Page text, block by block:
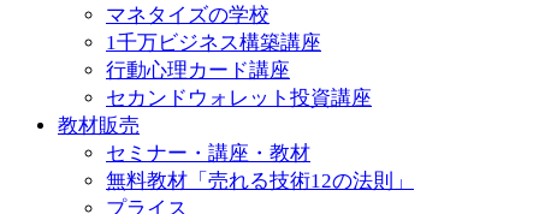
マネタイズの学校
1千万ビジネス構築講座
行動心理カード講座
セカンドウォレット投資講座
教材販売
セミナー・講座・教材
無料教材「売れる技術12の法則」
プライス